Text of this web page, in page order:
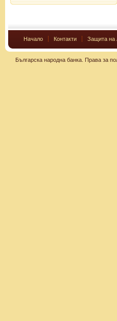
Начало Контакти Защита на
Българска народна банка. Права за